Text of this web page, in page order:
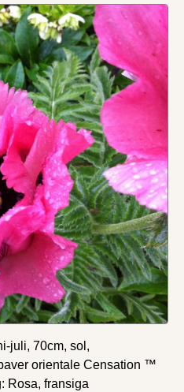
juli, 70cm, sol,
orientale Censation ™
Rosa, fransiga